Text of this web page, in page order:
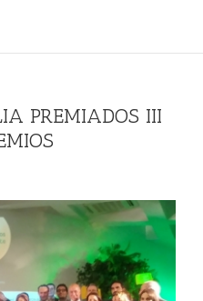
PREMIADOS III